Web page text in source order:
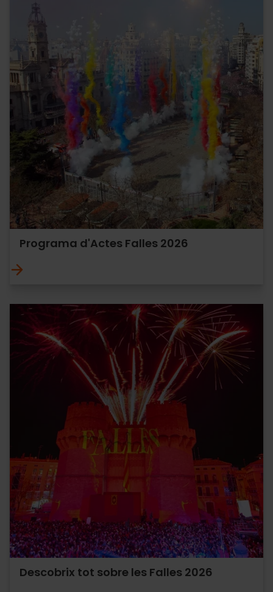
Programa d'Actes Falles 2026
Descobrix tot sobre les Falles 2026